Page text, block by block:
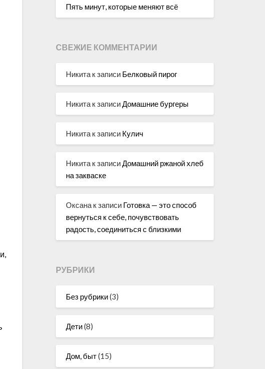
Пять минут, которые меняют всё
СВЕЖИЕ КОММЕНТАРИИ
Никитак записи Белковый пирог
Никитак записи Домашние бургеры
Никитак записи Кулич
Никитак записи Домашний ржаной хлеб
на закваске
Оксанак записи Готовка — это способ
вернуться к себе, почувствовать
радость, соединиться с близкими
РУБРИКИ
Без рубрики(3)
Дети(8)
Дом, быт(15)